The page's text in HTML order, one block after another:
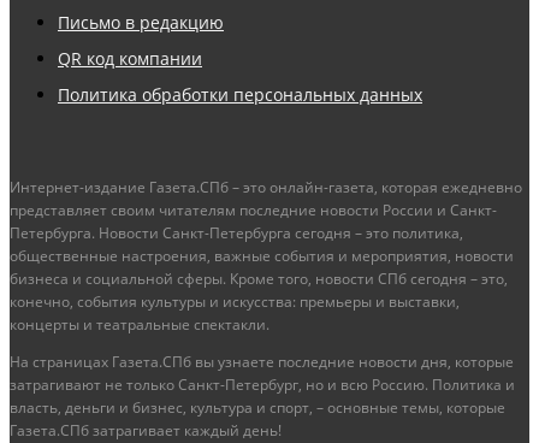
Письмо в редакцию
QR код компании
Политика обработки персональных данных
Интернет-издание Газета.СПб – это онлайн-газета, которая ежедневно
представляет своим читателям последние новости России и Санкт-
Петербурга. Новости Санкт-Петербурга сегодня – это политика,
общественные настроения, важные события и мероприятия, новости
бизнеса и социальной сферы. Кроме того, новости СПб сегодня – это,
конечно, события культуры и искусства: премьеры и выставки,
концерты и театральные спектакли.
На страницах Газета.СПб вы узнаете последние новости дня, которые
затрагивают не только Санкт-Петербург, но и всю Россию. Политика и
власть, деньги и бизнес, культура и спорт, – основные темы, которые
Газета.СПб затрагивает каждый день!